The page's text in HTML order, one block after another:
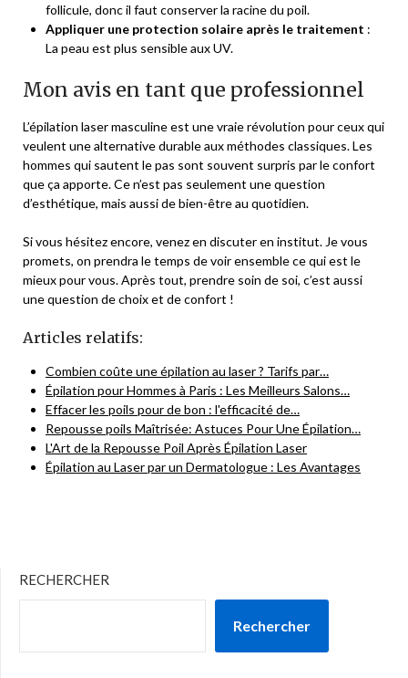
follicule, donc il faut conserver la racine du poil.
Appliquer une protection solaire après le traitement :
La peau est plus sensible aux UV.
Mon avis en tant que professionnel
L’épilation laser masculine est une vraie révolution pour ceux qui
veulent une alternative durable aux méthodes classiques. Les
hommes qui sautent le pas sont souvent surpris par le confort
que ça apporte. Ce n’est pas seulement une question
d’esthétique, mais aussi de bien-être au quotidien.
Si vous hésitez encore, venez en discuter en institut. Je vous
promets, on prendra le temps de voir ensemble ce qui est le
mieux pour vous. Après tout, prendre soin de soi, c’est aussi
une question de choix et de confort !
Articles relatifs:
Combien coûte une épilation au laser ? Tarifs par…
Épilation pour Hommes à Paris : Les Meilleurs Salons…
Effacer les poils pour de bon : l'efficacité de…
Repousse poils Maîtrisée: Astuces Pour Une Épilation…
L'Art de la Repousse Poil Après Épilation Laser
Épilation au Laser par un Dermatologue : Les Avantages
RECHERCHER
Rechercher